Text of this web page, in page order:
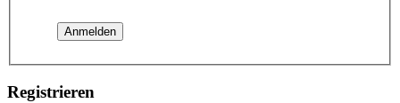
Registrieren